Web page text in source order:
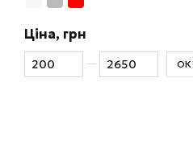
Ціна, грн
Від Ціна, грн
До Ціна, грн ОК